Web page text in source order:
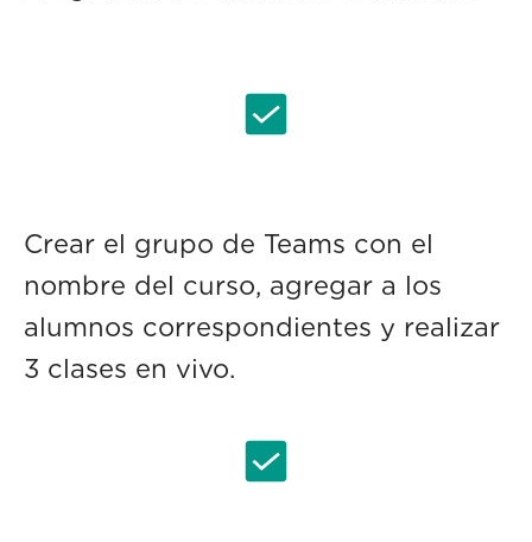
Crear el grupo de Teams con el
nombre del curso, agregar a los
alumnos correspondientes y realizar
3 clases en vivo.